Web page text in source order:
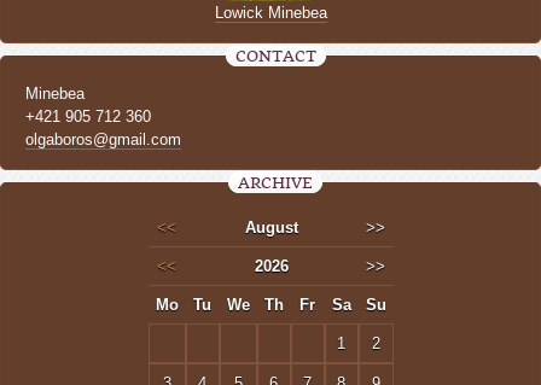
Lowick Minebea
CONTACT
Minebea
+421 905 712 360
olgaboros@gmail.com
ARCHIVE
<< August >>
<< 2026 >>
Mo Tu We Th Fr Sa Su
1 2